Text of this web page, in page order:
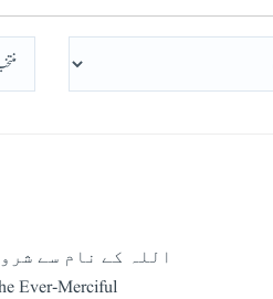
اللہ کے نام سے
Ever-Merciful